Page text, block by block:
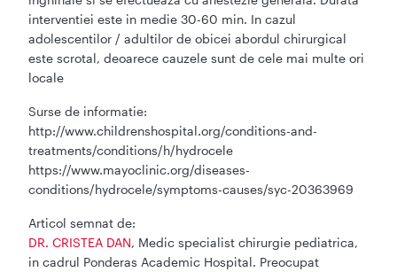
interventiei este in medie 30-60 min. In cazul
adolescentilor / adultilor de obicei abordul chirurgical
este scrotal, deoarece cauzele sunt de cele mai multe ori
locale
Surse de informatie:
http://www.childrenshospital.org/conditions-and-
treatments/conditions/h/hydrocele
https://www.mayoclinic.org/diseases-
conditions/hydrocele/symptoms-causes/syc-20363969
Articol semnat de:
DR. CRISTEA DAN, Medic specialist chirurgie pediatrica,
in cadrul Ponderas Academic Hospital. Preocupat